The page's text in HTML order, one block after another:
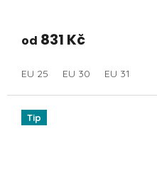
od 831 Kč
EU 25 EU 30 EU 31
Tip